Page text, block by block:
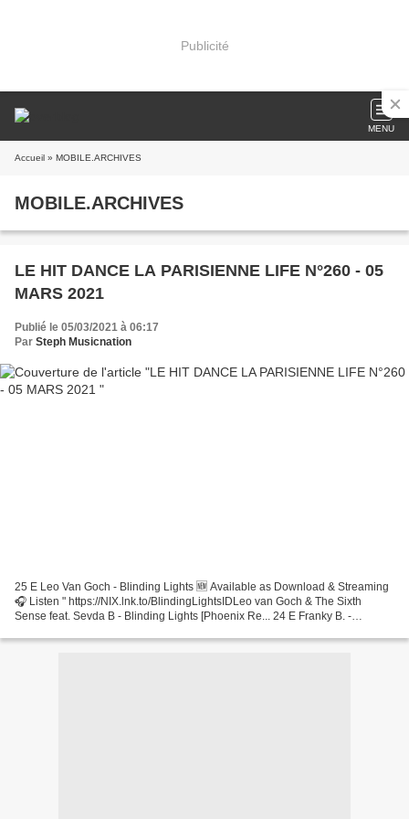
Publicité
MENU
Accueil » MOBILE.ARCHIVES
MOBILE.ARCHIVES
LE HIT DANCE LA PARISIENNE LIFE N°260 - 05
MARS 2021
Publié le 05/03/2021 à 06:17
Par Steph Musicnation
25 E Leo Van Goch - Blinding Lights 🆕 Available as Download & Streaming
🎧 Listen " https://NIX.lnk.to/BlindingLightsIDLeo van Goch & The Sixth
Sense feat. Sevda B - Blinding Lights [Phoenix Re... 24 E Franky B. -